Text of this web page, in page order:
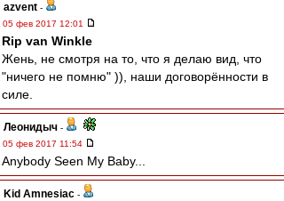
azvent -
05 фев 2017 12:01
Rip van Winkle
Жень, не смотря на то, что я делаю вид, что
"ничего не помню" )), наши договорённости в
силе.
Леонидыч -
05 фев 2017 11:54
Anybody Seen My Baby...
Kid Amnesiac -